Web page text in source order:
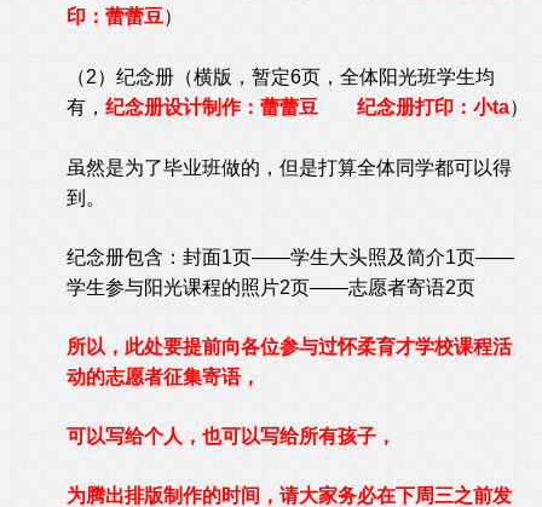
印：蕾蕾豆）
（2）纪念册（横版，暂定6页，全体阳光班学生均
有， 纪念册设计制作：蕾蕾豆 纪念册打印：小ta）
虽然是为了毕业班做的，但是打算全体同学都可以得
到。
纪念册包含：封面1页——学生大头照及简介1页——
学生参与阳光课程的照片2页——志愿者寄语2页
所以，此处要提前向各位参与过怀柔育才学校课程活
动的志愿者征集寄语，
可以写给个人，也可以写给所有孩子，
为腾出排版制作的时间，请大家务必在下周三之前发